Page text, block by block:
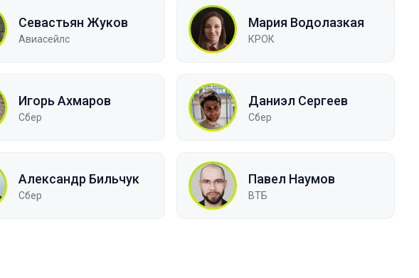
Севастьян Жуков
Авиасейлс
Мария Водолазкая
КРОК
Игорь Ахмаров
Сбер
Даниэл Сергеев
Сбер
Александр Бильчук
Сбер
Павел Наумов
ВТБ